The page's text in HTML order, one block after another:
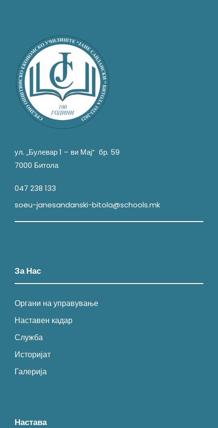
ул. „Булевар 1 – ви Мај“ бр. 59
7000 Битола
047 238 133
soeu-janesandanski-bitola@schools.mk
За Нас
Органи на управување
Наставен кадар
Служба
Историјат
Галерија
Настава